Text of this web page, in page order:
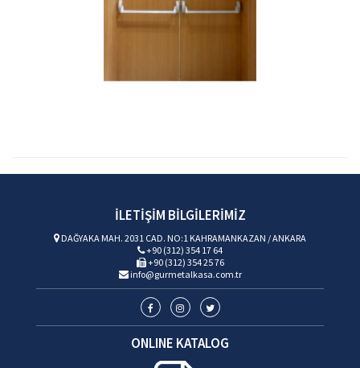
İLETİŞİM BİLGİLERİMİZ
DAĞYAKA MAH. 2031 CAD. NO:1 KAHRAMANKAZAN / ANKARA
+90 (312) 354 17 64
+90 (312) 354 25 76
info@gurmetalkasa.com.tr
ONLINE KATALOG